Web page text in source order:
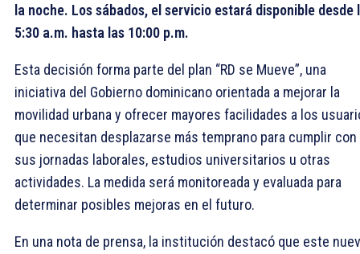
la noche. Los sábados, el servicio estará disponible desde
5:30 a.m. hasta las 10:00 p.m.
Esta decisión forma parte del plan “RD se Mueve”, una
iniciativa del Gobierno dominicano orientada a mejorar la
movilidad urbana y ofrecer mayores facilidades a los
que necesitan desplazarse más temprano para cumplir con
sus jornadas laborales, estudios universitarios u otras
actividades. La medida será monitoreada y evaluada para
determinar posibles mejoras en el futuro.
En una nota de prensa, la institución destacó que este